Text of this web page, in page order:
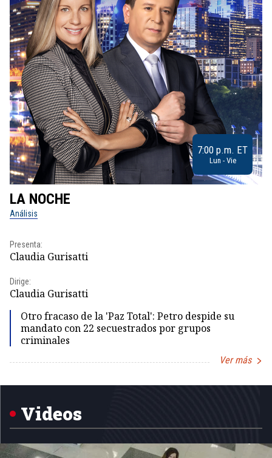
7:00 p.m. ET
Lun - Vie
LA NOCHE
Análisis
Presenta:
Claudia Gurisatti
Dirige:
Claudia Gurisatti
Otro fracaso de la 'Paz Total': Petro despide su
mandato con 22 secuestrados por grupos
criminales
Ver más
1
Videos